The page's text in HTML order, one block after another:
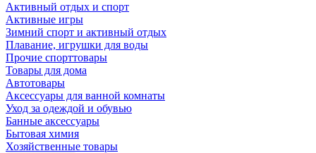
Активный отдых и спорт
Активные игры
Зимний спорт и активный отдых
Плавание, игрушки для воды
Прочие спорттовары
Товары для дома
Автотовары
Аксессуары для ванной комнаты
Уход за одеждой и обувью
Банные аксессуары
Бытовая химия
Хозяйственные товары